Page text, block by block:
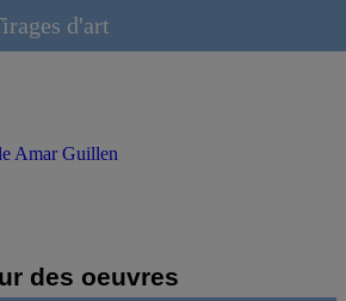
Amar Guillen
des oeuvres
d'art